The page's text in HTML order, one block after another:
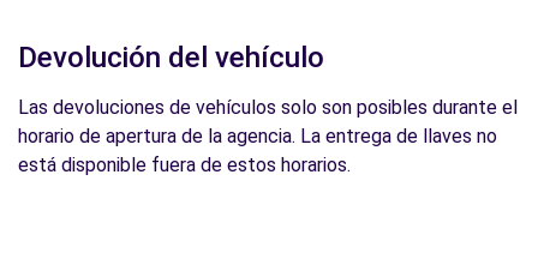
Devolución del vehículo
Las devoluciones de vehículos solo son posibles durante el
horario de apertura de la agencia. La entrega de llaves no
está disponible fuera de estos horarios.